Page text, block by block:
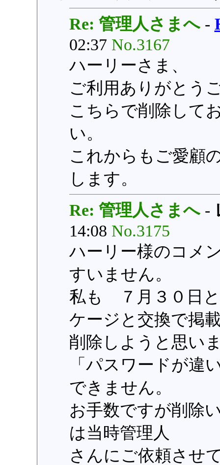
Re: 管理人さまへ-
02:37 No.3167
ハーリーさま、
ご利用ありがとう
こちらで削除して
い。
これからもご愛顧
します。
Re: 管理人さまへ-
14:08 No.3175
ハーリー様のコメ
すいません。
私も ７月３０日と
ケージと交換で掲
削除しようと思い
「パスワードが違
できません。
お手数ですが削除
は当時管理人
さんにご依頼させ